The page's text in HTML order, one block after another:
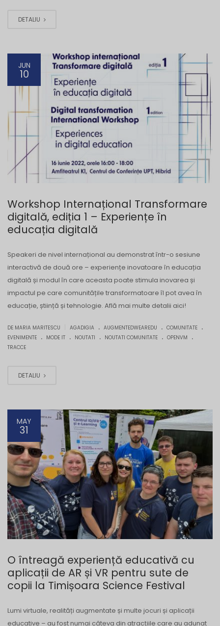
DETALIU
JUN
10
Workshop Internațional Transformare
digitală, ediția 1 – Experiențe în
educația digitală
Speakeri de nivel internațional au demonstrat într-o sesiune
interactivă de două ore – experiențe inovatoare în educația
digitală și modul în care aceasta poate stimula inovarea și
impactul pe care comunitățile transformatoare îl pot avea în
educație, știință și tehnologie. Află mai multe detalii aici!
DE MARIA MARITESCU AGADIGIA . AUGMENTEDWEAREDU . COMUNITATE .
EVENIMENTE . MODE IT . NOUTATI . NOUTATI COMUNITATE . OPENVM .
TRACCE
DETALIU
MAY
31
O întreagă experiență educativă cu
aplicații de AR și VR pentru sute de
copii la Timișoara Science Festival
Lumi virtuale, realități augmentate și multe jocuri și aplicații
educative – au fost numai câteva din atracțiile care au adunat